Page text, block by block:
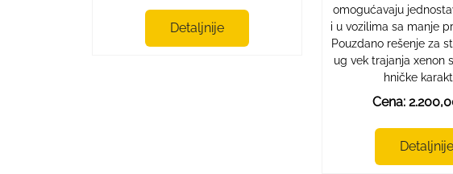
Detaljnije
omogućavaju
i u vozilima sa manje
Pouzdano rešenje za
ug vek trajanja xenon
hničke
Cena:
Detaljnije